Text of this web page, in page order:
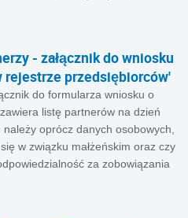
- załącznik do wniosku
przedsiębiorców'
do formularza wniosku o
listę partnerów na dzień
oprócz danych osobowych,
w związku małżeńskim oraz czy
za zobowiązania